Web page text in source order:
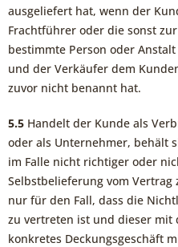
ausgeliefert hat, wenn der
Frachtführer oder die sonst
bestimmte Person oder
und der Verkäufer dem
zuvor nicht benannt hat.
5.5 Handelt der Kunde als
oder als Unternehmer, behält
im Falle nicht richtiger oder
Selbstbelieferung vom
nur für den Fall, dass die
zu vertreten ist und dieser mit
konkretes Deckungsgeschäft